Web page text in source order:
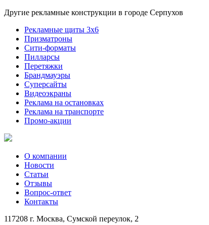
Другие рекламные конструкции в городе Серпухов
Рекламные щиты 3х6
Призматроны
Сити-форматы
Пилларсы
Перетяжки
Брандмауэры
Суперсайты
Видеоэкраны
Реклама на остановках
Реклама на транспорте
Промо-акции
О компании
Новости
Статьи
Отзывы
Вопрос-ответ
Контакты
117208 г. Москва, Сумской переулок, 2